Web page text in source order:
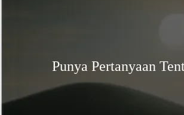
Punya Pertanyaan